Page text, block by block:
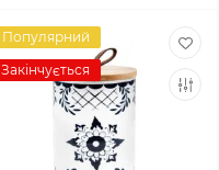
Популярний
Закінчується